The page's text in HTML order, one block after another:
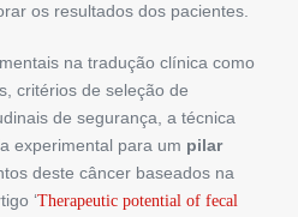
os resultados dos pacientes.
na tradução clínica como
critérios de seleção de
de segurança, a técnica
experimental para um pilar
deste câncer baseados na
‘Therapeutic potential of fecal